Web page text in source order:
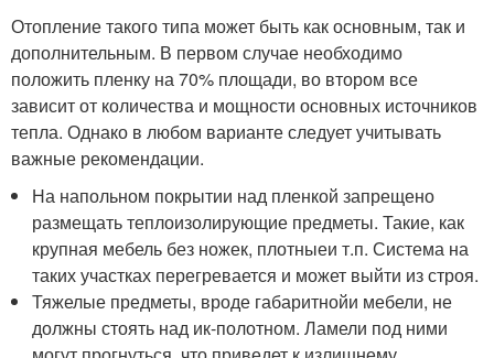
Отопление такого типа может быть как основным, так и
дополнительным. В первом случае необходимо
положить пленку на 70% площади, во втором все
зависит от количества и мощности основных источников
тепла. Однако в любом варианте следует учитывать
важные рекомендации.
На напольном покрытии над пленкой запрещено
размещать теплоизолирующие предметы. Такие, как
крупная мебель без ножек, плотныеи т.п. Система на
таких участках перегревается и может выйти из строя.
Тяжелые предметы, вроде габаритнойи мебели, не
должны стоять над ик-полотном. Ламели под ними